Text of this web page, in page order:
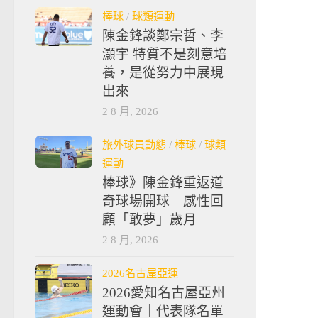
棒球 / 球類運動
陳金鋒談鄭宗哲、李
灝宇 特質不是刻意培
養，是從努力中展現
出來
2 8 月, 2026
旅外球員動態 / 棒球 / 球類
運動
棒球》陳金鋒重返道
奇球場開球 感性回
顧「敢夢」歲月
2 8 月, 2026
2026名古屋亞運
2026愛知名古屋亞州
運動會｜代表隊名單